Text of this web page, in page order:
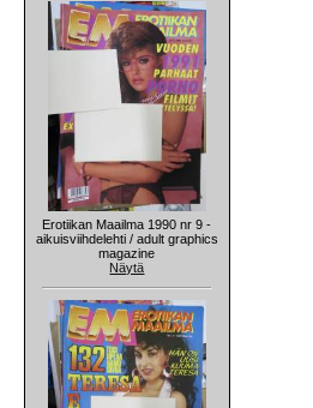
Erotiikan Maailma 1990 nr 9 -
aikuisviihdelehti / adult graphics
magazine
Näytä